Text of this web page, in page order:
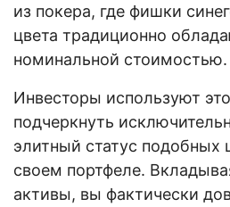
из покера, где фишки
цвета традиционно
номинальной стоимостью.
Инвесторы используют
подчеркнуть
элитный статус подобных
своем портфеле.
активы, вы фактически